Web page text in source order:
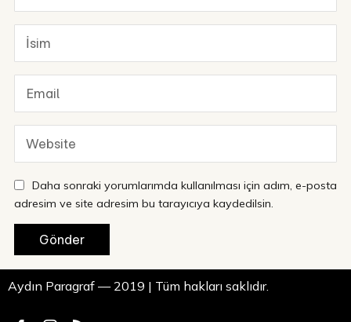
Daha sonraki yorumlarımda kullanılması için adım, e-posta
adresim ve site adresim bu tarayıcıya kaydedilsin.
Aydın Paragraf — 2019 | Tüm hakları saklıdır.